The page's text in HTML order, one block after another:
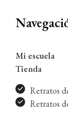
Mi escuela
Tienda
Retratos
Retratos